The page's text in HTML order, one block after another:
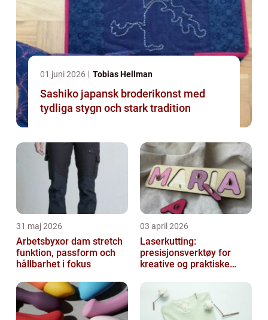
01 juni 2026 Tobias Hellman
Sashiko japansk broderikonst med
tydliga stygn och stark tradition
31 maj 2026
Arbetsbyxor dam stretch
funktion, passform och
hållbarhet i fokus
03 april 2026
Laserkutting:
presisjonsverktøy for
kreative og praktiske